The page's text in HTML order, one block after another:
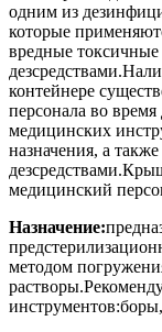
одним из
которые
вредные токсичные
контейнере
персонала во
медицинских
назначения, а
медицинский
Назначение:
методом